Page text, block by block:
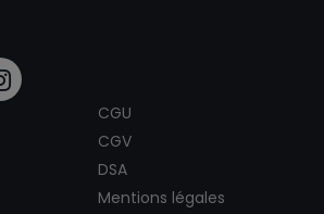
CGU
CGV
DSA
Mentions légales